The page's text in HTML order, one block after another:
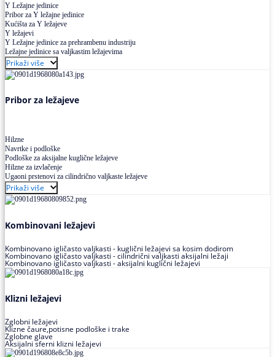
Y Ležajne jedinice
Pribor za Y ležajne jedinice
Kućišta za Y ležajeve
Y ležajevi
Y Ležajne jedinice za prehrambenu industriju
Ležajne jedinice sa valjkastim ležajevima
Prikaži više
Pribor za ležajeve
Hilzne
Navrtke i podloške
Podloške za aksijalne kuglične ležajeve
Hilzne za izvlačenje
Ugaoni prstenovi za cilindrično valjkaste ležajeve
Prikaži više
Kombinovani ležajevi
Kombinovano igličasto valjkasti - kuglični ležajevi sa kosim dodirom
Kombinovano igličasto valjkasti - cilindrični valjkasti aksijalni ležaji
Kombinovano igličasto valjkasti - aksijalni kuglični ležajevi
Klizni ležajevi
Zglobni ležajevi
Klizne čaure,potisne podloške i trake
Zglobne glave
Aksijalni sferni klizni ležajevi